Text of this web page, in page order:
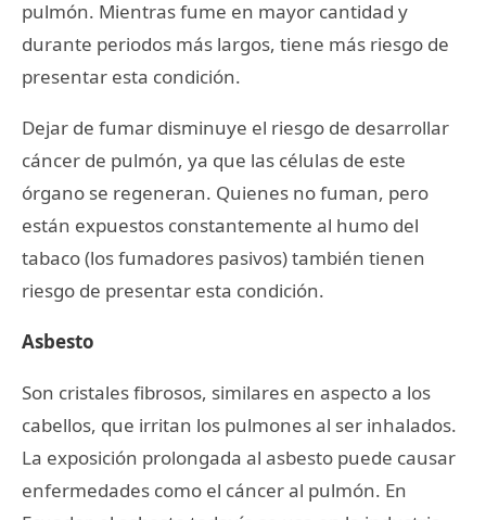
pulmón. Mientras fume en mayor cantidad y
durante periodos más largos, tiene más riesgo de
presentar esta condición.
Dejar de fumar disminuye el riesgo de desarrollar
cáncer de pulmón, ya que las células de este
órgano se regeneran. Quienes no fuman, pero
están expuestos constantemente al humo del
tabaco (los fumadores pasivos) también tienen
riesgo de presentar esta condición.
Asbesto
Son cristales fibrosos, similares en aspecto a los
cabellos, que irritan los pulmones al ser inhalados.
La exposición prolongada al asbesto puede causar
enfermedades como el cáncer al pulmón. En